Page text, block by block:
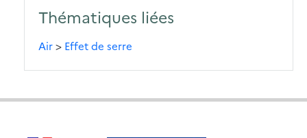
Thématiques liées
Air> Effet de serre